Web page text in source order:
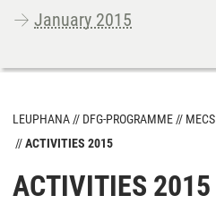
January 2015
LEUPHANA DFG-PROGRAMME MECS
ACTIVITIES 2015
ACTIVITIES 2015